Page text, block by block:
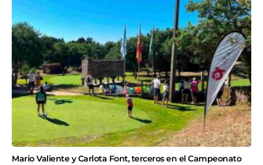
Mario Valiente y Carlota Font, terceros en el Campeonato